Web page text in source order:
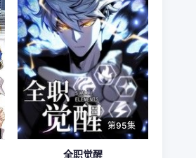
第95集
全职觉醒